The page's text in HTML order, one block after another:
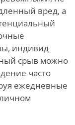
вред, а
индивид
срыв можно
часто
ежедневные